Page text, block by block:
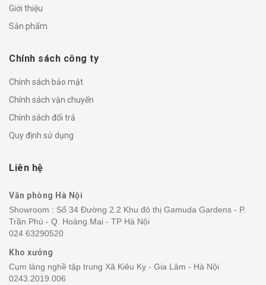
Giới thiệu
Sản phẩm
Chính sách công ty
Chính sách bảo mật
Chính sách vận chuyển
Chính sách đổi trả
Quy định sử dụng
Liên hệ
Văn phòng Hà Nội
Showroom : Số 34 Đường 2.2 Khu đô thị Gamuda Gardens - P.
Trần Phú - Q. Hoàng Mai - TP Hà Nội
024 63290520
Kho xưởng
Cụm làng nghề tập trung Xã Kiêu Kỵ - Gia Lâm - Hà Nội
0243.2019.006